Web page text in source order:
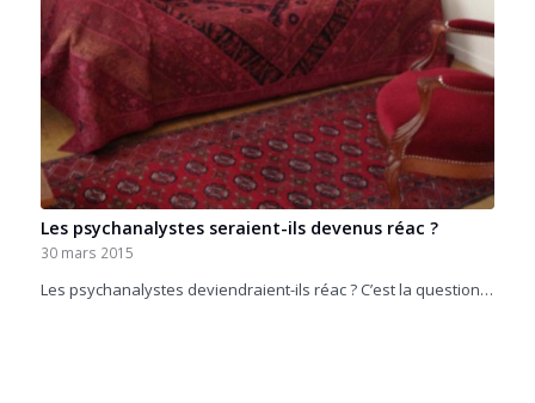
Les psychanalystes seraient-ils devenus réac ?
30 mars 2015
Les psychanalystes deviendraient-ils réac ? C’est la question…